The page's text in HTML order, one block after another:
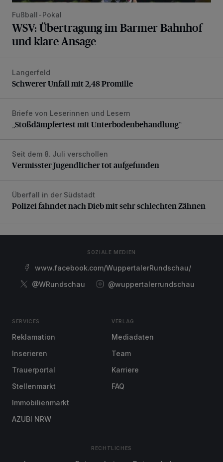
Fußball-Pokal
WSV: Übertragung im Barmer Bahnhof
und klare Ansage
Schwerer Unfall mit 2,48 Promille
Langerfeld
Schwerer Unfall mit 2,48 Promille
„Stoßdämpfertest mit Unterbodenbehandlung“
Briefe von Leserinnen und Lesern
„Stoßdämpfertest mit Unterbodenbehandlung“
Vermisster Jugendlicher tot aufgefunden
Seit dem 8. Juli verschollen
Vermisster Jugendlicher tot aufgefunden
Polizei fahndet nach Dieb mit sehr schlechten Zähnen
Überfall in der Südstadt
Polizei fahndet nach Dieb mit sehr schlechten Zähnen
SOZIALE MEDIEN
www.facebook.com/WuppertalerRundschau/
@WRundschau
@wuppertalerrundschau
SERVICES
Reklamation
Inserieren
Trauerportal
Stellenmarkt
Immobilienmarkt
AZUBI NRW
VERLAG
Mediadaten
Team
Karriere
FAQ
RECHTLICHES